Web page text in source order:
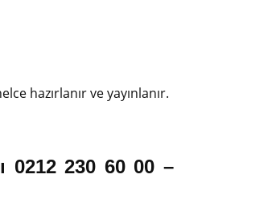
hazırlanır ve yayınlanır.
0212 230 60 00 –